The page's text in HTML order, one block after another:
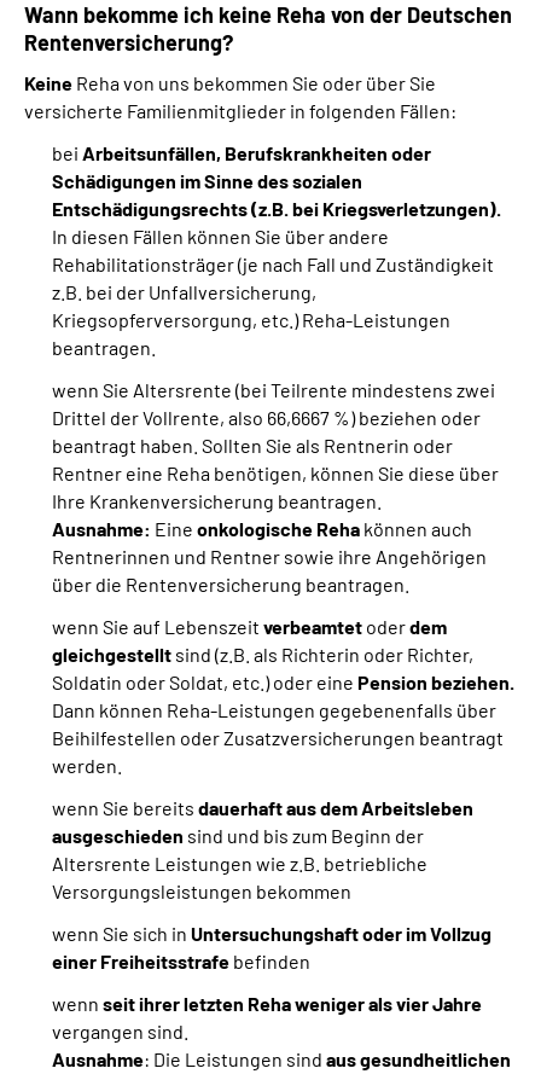
Wann bekomme ich keine Reha von der Deutschen
Rentenversicherung?
Keine Reha von uns bekommen Sie oder über Sie
versicherte Familienmitglieder in folgenden Fällen:
bei Arbeitsunfällen, Berufskrankheiten oder
Schädigungen im Sinne des sozialen
Entschädigungsrechts (z.B. bei Kriegsverletzungen).
In diesen Fällen können Sie über andere
Rehabilitationsträger (je nach Fall und Zuständigkeit
z.B. bei der Unfallversicherung,
Kriegsopferversorgung, etc.) Reha-Leistungen
beantragen.
wenn Sie Altersrente (bei Teilrente mindestens zwei
Drittel der Vollrente, also 66,6667 %) beziehen oder
beantragt haben. Sollten Sie als Rentnerin oder
Rentner eine Reha benötigen, können Sie diese über
Ihre Krankenversicherung beantragen.
Ausnahme: Eine onkologische Reha können auch
Rentnerinnen und Rentner sowie ihre Angehörigen
über die Rentenversicherung beantragen.
wenn Sie auf Lebenszeit verbeamtet oderdem
gleichgestellt sind (z.B. als Richterin oder Richter,
Soldatin oder Soldat, etc.) oder eine Pension beziehen.
Dann können Reha-Leistungen gegebenenfalls über
Beihilfestellen oder Zusatzversicherungen beantragt
werden.
wenn Sie bereits dauerhaft aus dem Arbeitsleben
ausgeschieden sind und bis zum Beginn der
Altersrente Leistungen wie z.B. betriebliche
Versorgungsleistungen bekommen
wenn Sie sich in Untersuchungshaft oder im Vollzug
einer Freiheitsstrafe befinden
wenn seit ihrer letzten Reha weniger als vier Jahre
vergangen sind.
Ausnahme: Die Leistungen sind aus gesundheitlichen